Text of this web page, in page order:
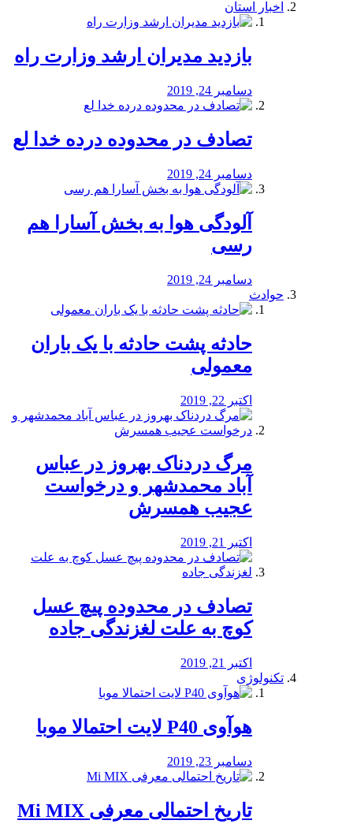
اخبار استان
بازدید مدیران ارشد وزارت راه
دسامبر 24, 2019
تصادف در محدوده درده خدا لع
دسامبر 24, 2019
آلودگی هوا به بخش آسارا هم
رسی
دسامبر 24, 2019
حوادث
️حادثه پشت حادثه با یک باران
معمولی
اکتبر 22, 2019
مرگ دردناک بهروز در عباس
آباد محمدشهر و درخواست
عجیب همسرش
اکتبر 21, 2019
تصادف در محدوده پیچ عسل
کوچ به علت لغزندگی جاده
اکتبر 21, 2019
تکنولوژی
هوآوی P40 لایت احتمالا موبا
دسامبر 23, 2019
تاریخ احتمالی معرفی Mi MIX